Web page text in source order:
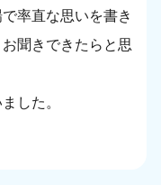
率直な思いを書き
聞きできたらと思
した。